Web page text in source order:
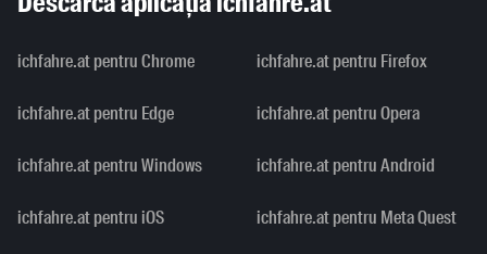
ichfahre.at pentru Chrome ichfahre.at pentru Firefox
ichfahre.at pentru Edge ichfahre.at pentru Opera
ichfahre.at pentru Windows ichfahre.at pentru Android
ichfahre.at pentru iOS ichfahre.at pentru Meta Quest